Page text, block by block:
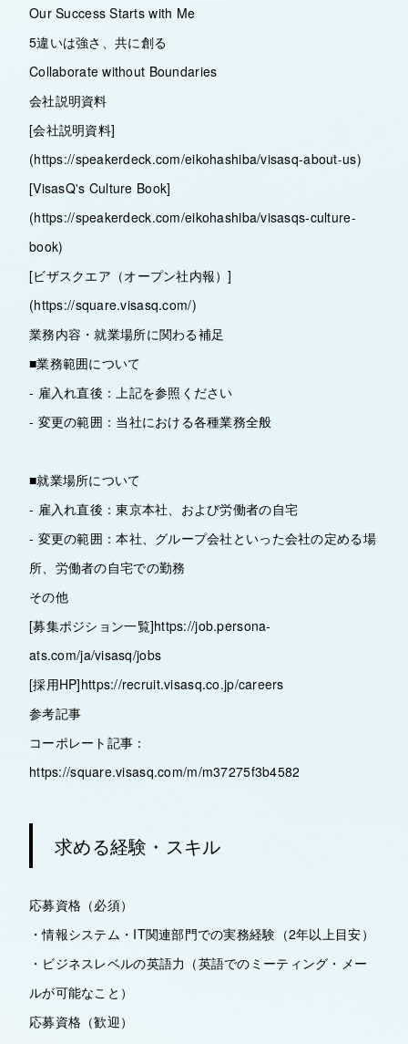
Our Success Starts with Me
5違いは強さ、共に創る
Collaborate without Boundaries
会社説明資料
[会社説明資料]
(https://speakerdeck.com/eikohashiba/visasq-about-us)
[VisasQ's Culture Book]
(https://speakerdeck.com/eikohashiba/visasqs-culture-
book)
[ビザスクエア（オープン社内報）]
(https://square.visasq.com/)
業務内容・就業場所に関わる補足
■業務範囲について
- 雇入れ直後：上記を参照ください
- 変更の範囲：当社における各種業務全般
■就業場所について
- 雇入れ直後：東京本社、および労働者の自宅
- 変更の範囲：本社、グループ会社といった会社の定める場
所、労働者の自宅での勤務
その他
[募集ポジション一覧]https://job.persona-
ats.com/ja/visasq/jobs
[採用HP]https://recruit.visasq.co.jp/careers
参考記事
コーポレート記事：
https://square.visasq.com/m/m37275f3b4582
求める経験・スキル
応募資格（必須）
・情報システム・IT関連部門での実務経験（2年以上目安）
・ビジネスレベルの英語力（英語でのミーティング・メー
ルが可能なこと）
応募資格（歓迎）